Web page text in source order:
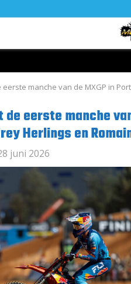
eerste manche van de MXGP in
eerste manche
Herlings en
juni 2026